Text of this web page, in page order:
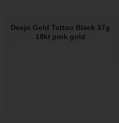
Deejo Gold Tattoo Black 37g
18kt pink gold